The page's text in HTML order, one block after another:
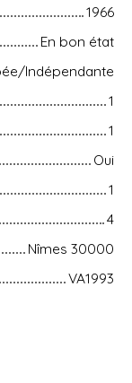
1966
En bon état
Indépendante
1
1
Oui
1
4
Nîmes 30000
VA1993